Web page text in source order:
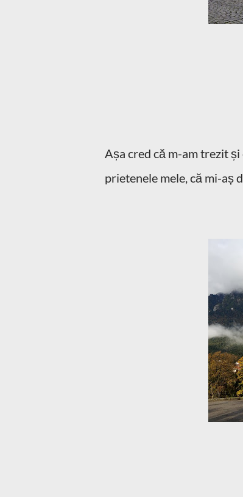
Așa cred că m-am trezit
prietenele mele, că mi-aș